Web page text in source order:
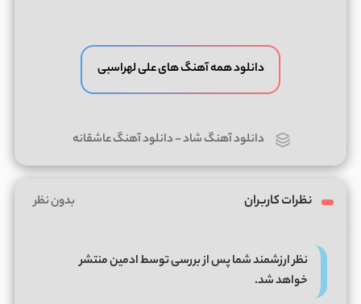
دانلود همه آهنگ های علی لهراسبی
دانلود آهنگ شاد-دانلود آهنگ عاشقانه
نظرات کاربران بدون نظر
نظر ارزشمند شما پس از بررسی توسط ادمین منتشر
خواهد شد.